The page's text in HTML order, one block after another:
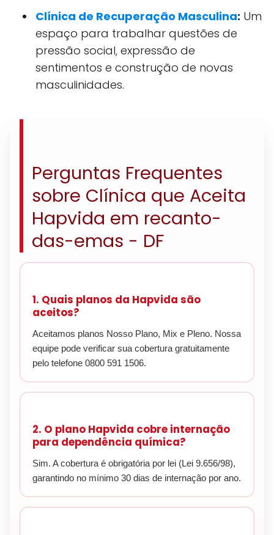
Clínica de Recuperação Masculina: Um
espaço para trabalhar questões de
pressão social, expressão de
sentimentos e construção de novas
masculinidades.
Perguntas Frequentes
sobre Clínica que Aceita
Hapvida em recanto-
das-emas - DF
1. Quais planos da Hapvida são
aceitos?
Aceitamos planos Nosso Plano, Mix e Pleno. Nossa
equipe pode verificar sua cobertura gratuitamente
pelo telefone 0800 591 1506.
2. O plano Hapvida cobre internação
para dependência química?
Sim. A cobertura é obrigatória por lei (Lei 9.656/98),
garantindo no mínimo 30 dias de internação por ano.